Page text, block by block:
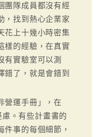
團隊成員都沒有經
，找到熱心企業家
花上十幾小時密集
樣的經驗，在真實
有實驗室可以測
錯了，就是會錯到
營運手冊」，在
。有些計畫書的
件事的每個細節，